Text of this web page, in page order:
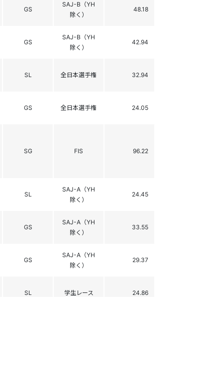
GS
SAJ-B（YH
除く）
48.18
GS
SAJ-B（YH
除く）
42.94
SL 全日本選手権 32.94
GS 全日本選手権 24.05
SG FIS 96.22
SL
SAJ-A（YH
除く）
24.45
GS
SAJ-A（YH
除く）
33.55
GS
SAJ-A（YH
除く）
29.37
SL 学生レース 24.86